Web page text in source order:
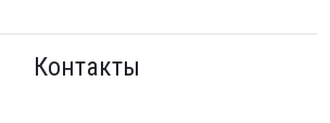
Контакты